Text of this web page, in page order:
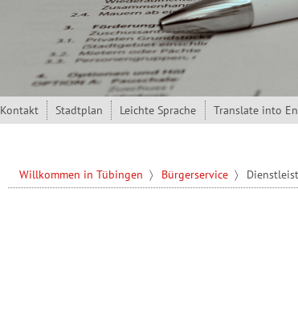
Kontakt Stadtplan Leichte Sprache Translate into
Willkommen in Tübingen Bürgerservice